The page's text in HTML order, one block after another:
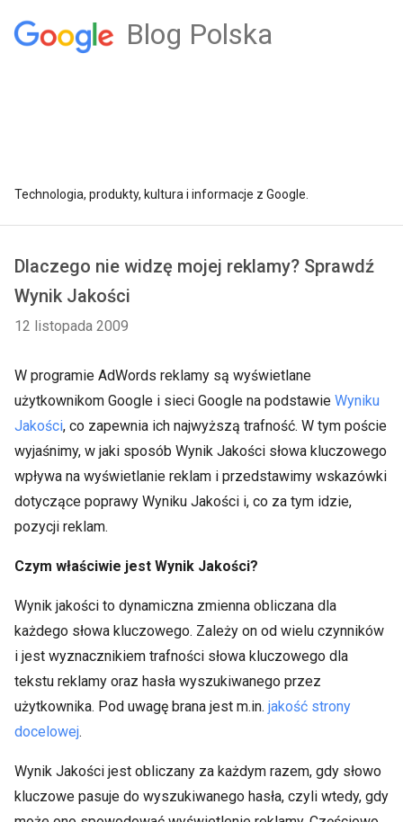
Blog Polska
Technologia, produkty, kultura i informacje z Google.
Dlaczego nie widzę mojej reklamy? Sprawdź
Wynik Jakości
12 listopada 2009
W programie AdWords reklamy są wyświetlane
użytkownikom Google i sieci Google na podstawie Wyniku
Jakości, co zapewnia ich najwyższą trafność. W tym poście
wyjaśnimy, w jaki sposób Wynik Jakości słowa kluczowego
wpływa na wyświetlanie reklam i przedstawimy wskazówki
dotyczące poprawy Wyniku Jakości i, co za tym idzie,
pozycji reklam.
Czym właściwie jest Wynik Jakości?
Wynik jakości to dynamiczna zmienna obliczana dla
każdego słowa kluczowego. Zależy on od wielu czynników
i jest wyznacznikiem trafności słowa kluczowego dla
tekstu reklamy oraz hasła wyszukiwanego przez
użytkownika. Pod uwagę brana jest m.in. jakość strony
docelowej.
Wynik Jakości jest obliczany za każdym razem, gdy słowo
kluczowe pasuje do wyszukiwanego hasła, czyli wtedy, gdy